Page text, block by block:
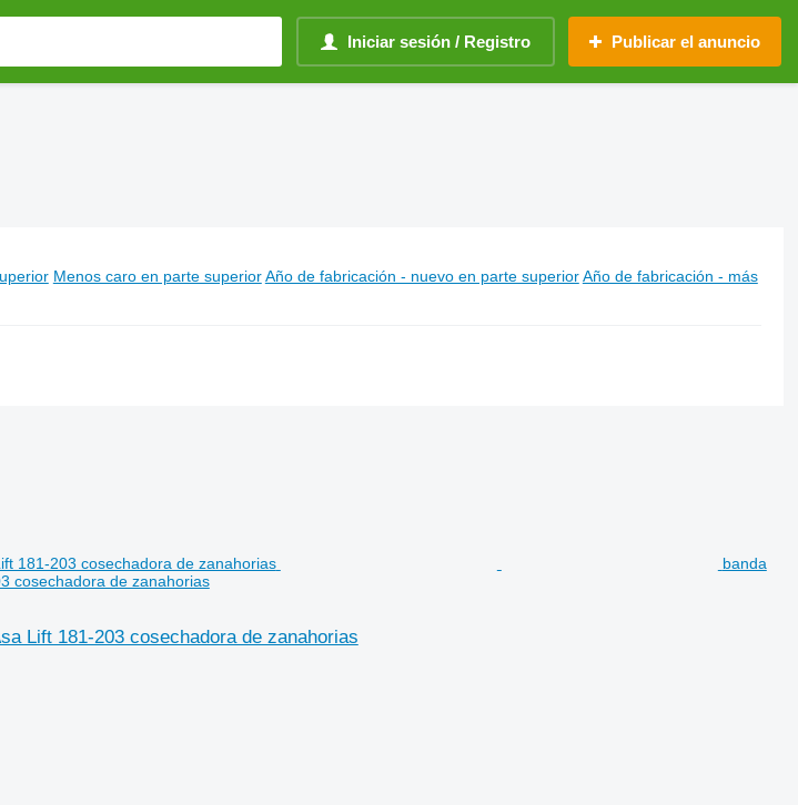
Iniciar sesión / Registro Publicar el anuncio
de zanahorias
Menos caro en parte superior Año de fabricación - nuevo en parte superior Año de fabricación - más
banda
cosechadora de zanahorias
Lift 181-203 cosechadora de zanahorias